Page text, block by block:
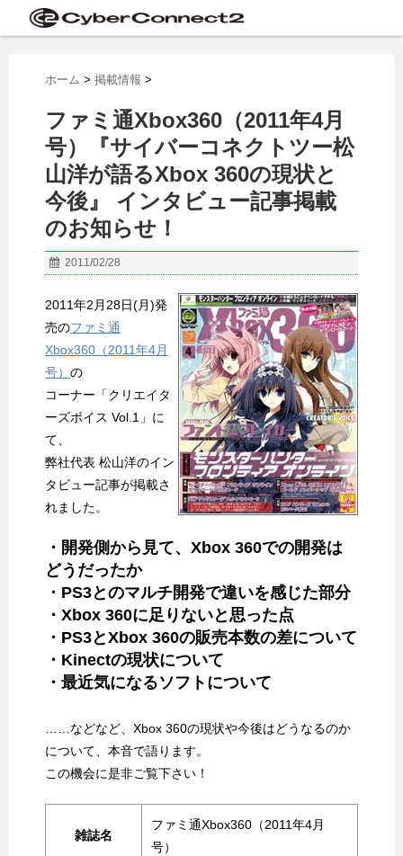
ホーム > 掲載情報 >
ファミ通Xbox360（2011年4月
号）『サイバーコネクトツー松
山洋が語るXbox 360の現状と
今後』 インタビュー記事掲載
のお知らせ！
2011/02/28
2011年2月28日(月)発
売のファミ通
Xbox360（2011年4月
号） の
コーナー「クリエイタ
ーズボイス Vol.1」に
て、
弊社代表 松山洋のイン
タビュー記事が掲載さ
れました。
・開発側から見て、Xbox 360での開発は
どうだったか
・PS3とのマルチ開発で違いを感じた部分
・Xbox 360に足りないと思った点
・PS3とXbox 360の販売本数の差について
・Kinectの現状について
・最近気になるソフトについて
……などなど、Xbox 360の現状や今後はどうなるのか
について、本音で語ります。
この機会に是非ご覧下さい！
雑誌名
ファミ通Xbox360（2011年4月
号）